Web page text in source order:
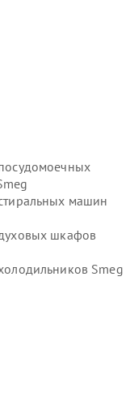
машин
шкафов
Smeg